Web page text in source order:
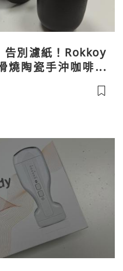
告別濾紙！Rokkoy
燒陶瓷手沖咖啡組